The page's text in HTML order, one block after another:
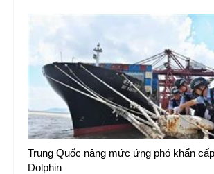
Trung Quốc nâng mức ứng phó khẩn
Dolphin